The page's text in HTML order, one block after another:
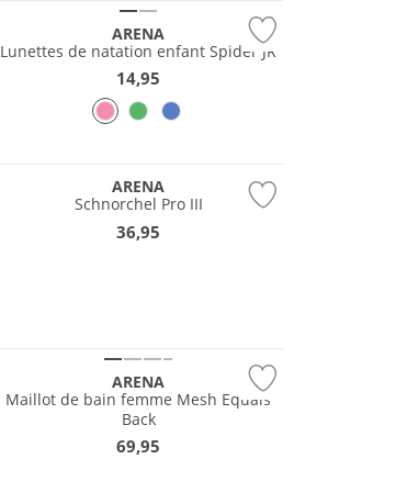
ARENA
Lunettes de natation enfant Spider JR
14,95
ARENA
Schnorchel Pro III
36,95
ARENA
Maillot de bain femme Mesh Equals
Back
69,95